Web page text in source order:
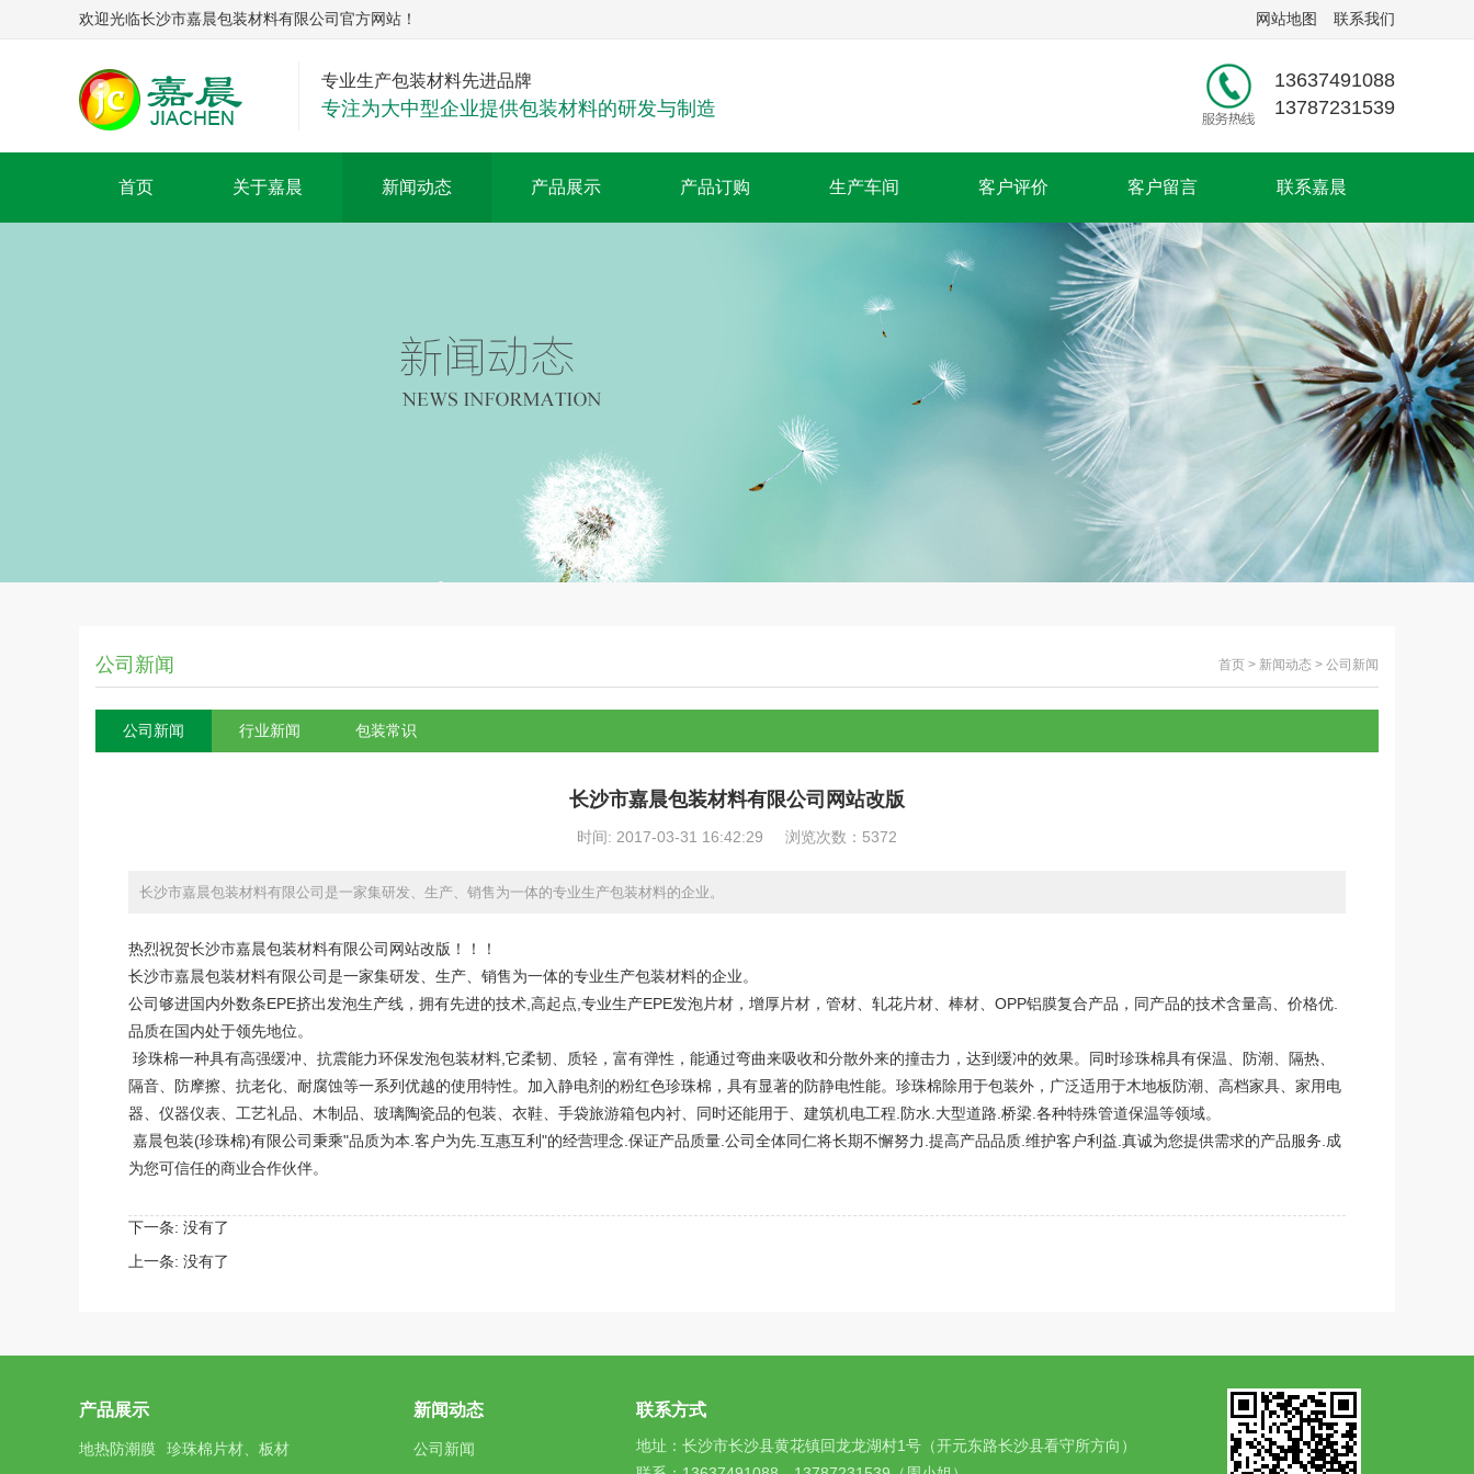
欢迎光临长沙市嘉晨包装材料有限公司官方网站！ 网站地图 联系我们
专业生产包装材料先进品牌
专注为大中型企业提供包装材料的研发与制造
13637491088
13787231539
首页 关于嘉晨 新闻动态 产品展示 产品订购 生产车间 客户评价 客户留言 联系嘉晨
公司新闻 首页 > 新闻动态 > 公司新闻
公司新闻 行业新闻 包装常识
长沙市嘉晨包装材料有限公司网站改版
时间: 2017-03-31 16:42:29 浏览次数：5372
长沙市嘉晨包装材料有限公司是一家集研发、生产、销售为一体的专业生产包装材料的企业。
热烈祝贺长沙市嘉晨包装材料有限公司 网站改版！！！
长沙市嘉晨包装材料有限公司是一家集研发、生产、销售为一体的专业生产包装材料的企业。
公司够进国内外数条EPE挤出发泡生产线，拥有先进的技术,高起点,专业生产EPE发泡片材，增厚片材 ，管材、轧花片材、棒材、OPP铝膜复合产品，同产品的技术含量高、价格优.
品质在国内处于领先地位。
珍珠棉一种具有高强缓冲、抗震能力环保发泡包装材料,它柔韧、质轻，富有弹性，能通过弯曲来吸收和分散外来的撞击力，达到缓冲的效果。同时珍珠棉具有保温、防潮、隔热、
隔音、防摩擦、抗老化、耐腐蚀等一系列优越的使用特性。加入静电剂的粉红色珍珠棉，具有显著的防静电性能。珍珠棉除用于包装外，广泛适用于木地板防潮、高档家具、家用电
器、仪器仪表、工艺礼品、木制品、玻璃陶瓷品的包装、衣鞋、手袋旅游箱包内衬、同时还能用于、建筑机电工程.防水.大型道路.桥梁.各种特殊管道保温等领域。
嘉晨包装(珍珠棉)有限公司秉乘"品质为本.客户为先.互惠互利"的经营理念.保证产品质量.公司全体同仁将长期不懈努力.提高产品品质.维护客户利益.真诚为您提供需求的产品服务.成
为您可信任的商业合作伙伴。
下一条: 没有了
上一条: 没有了
产品展示
地热防潮膜 珍珠棉片材、板材
新闻动态
公司新闻
联系方式
地址：长沙市长沙县黄花镇回龙龙湖村1号（开元东路长沙县看守所方向）